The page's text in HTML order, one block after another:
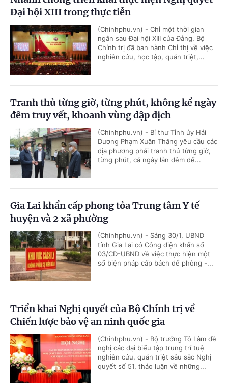
Đại hội XIII trong thực tiễn
(Chinhphu.vn) - Chỉ một thời gian
ngắn sau Đại hội XIII của Đảng, Bộ
Chính trị đã ban hành Chỉ thị về việc
nghiên cứu, học tập, quán triệt,...
Tranh thủ từng giờ, từng phút, không kể ngày
đêm truy vết, khoanh vùng dập dịch
(Chinhphu.vn) - Bí thư Tỉnh ủy Hải
Dương Phạm Xuân Thăng yêu cầu các
địa phương phải tranh thủ từng giờ,
từng phút, cả ngày lẫn đêm để...
Gia Lai khẩn cấp phong tỏa Trung tâm Y tế
huyện và 2 xã phường
(Chinhphu.vn) - Sáng 30/1, UBND
tỉnh Gia Lai có Công điện khẩn số
03/CĐ-UBND về việc thực hiện một
số biện pháp cấp bách để phòng -...
Triển khai Nghị quyết của Bộ Chính trị về
Chiến lược bảo vệ an ninh quốc gia
(Chinhphu.vn) - Bộ trưởng Tô Lâm đề
nghị các đại biểu tập trung trí tuệ
nghiên cứu, quán triệt sâu sắc Nghị
quyết số 51, thảo luận về những...